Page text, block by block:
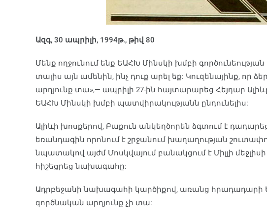
Ազգ, 30 ապրիլի, 1994թ., թիվ 80
Մենք ողջունում ենք ԵԱՀԽ Մինսկի խմբի
տալիս այն ամենին, ինչ դուք արել եք: Կուզենայինք, որ
արդյունք տա»,— ապրիլի 27-ին հայտարարեց Հեյդար
ԵԱՀԽ Մինսկի խմբի պատվիրակությանն ընդունելիս:
Ալիևի խոսքերով, Բաքուն անկեղծորեն ձգտում է
եռանդագին որոնում է շրջանում խաղաղության
նպատակով այժմ Մոսկվայում բանակցում է Միլլի
հիշեցրեց նախագահը:
Ադրբեջանի նախագահի կարծիքով, առանց հրադադարի
գործնական արդյունք չի տա: